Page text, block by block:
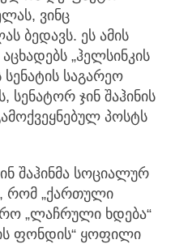
ვინც
ბედავს. ეს ამის
„ჰელსინკის
საგარეო
სენატორ ჯინ შაჰინის
პოსტს
შაჰინმა სოციალურ
რომ „ქართული
„ლაჩრული ხდება“
ფონდის“ ყოფილი